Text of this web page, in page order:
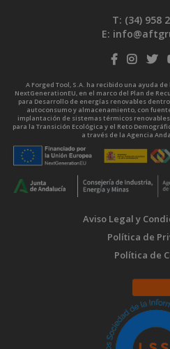
T: (34) 958
E:
A Forged Tool, S.A. ha recibido una ayuda
NextGenerationEU, en el marco del Plan de
para Desarrollo de energías renovables
autoconsumo y almacenamiento, con
implantación de sistemas térmicos
para la Transición Ecológica y el Reto
a través de la Agencia
Aviso Legal y
Política de
Política de